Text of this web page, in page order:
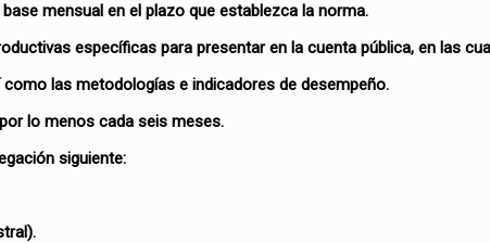
mensual en el plazo que establezca la norma.
específicas para presentar en la cuenta pública, en las
como las metodologías e indicadores de desempeño.
lo menos cada seis meses.
siguiente: